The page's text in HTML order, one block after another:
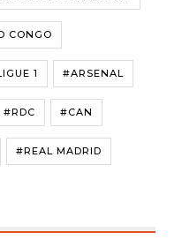
CONGO
1 #ARSENAL
#RDC #CAN
#REAL MADRID